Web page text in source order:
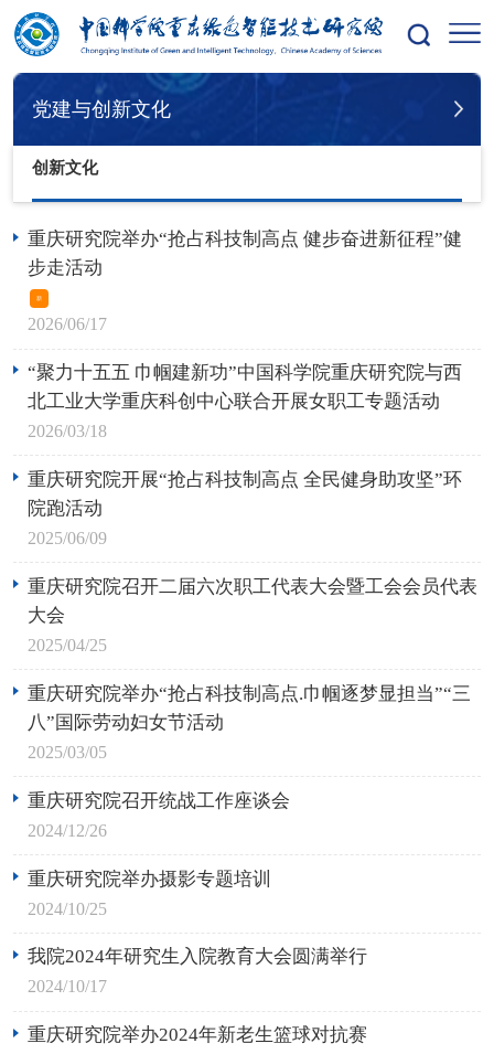
您的位置：首页 党建与创新文化 创新文化
党建与创新文化
创新文化
重庆研究院举办“抢占科技制高点 健步奋进新征程”健
步走活动
新
2026/06/17
“聚力十五五 巾帼建新功”中国科学院重庆研究院与西
北工业大学重庆科创中心联合开展女职工专题活动
2026/03/18
重庆研究院开展“抢占科技制高点 全民健身助攻坚”环
院跑活动
2025/06/09
重庆研究院召开二届六次职工代表大会暨工会会员代表
大会
2025/04/25
重庆研究院举办“抢占科技制高点.巾帼逐梦显担当”“三
八”国际劳动妇女节活动
2025/03/05
重庆研究院召开统战工作座谈会
2024/12/26
重庆研究院举办摄影专题培训
2024/10/25
我院2024年研究生入院教育大会圆满举行
2024/10/17
重庆研究院举办2024年新老生篮球对抗赛